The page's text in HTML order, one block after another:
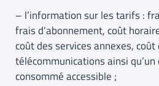
– l’information sur les tarifs :
frais d’abonnement, coût
coût des services annexes, coût
télécommunications ainsi
consommé accessible ;